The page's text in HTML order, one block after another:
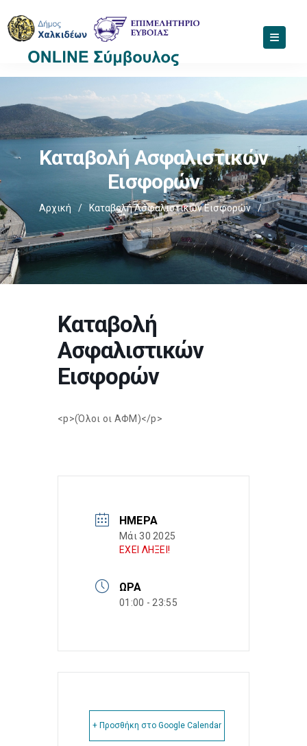
Καταβολή Ασφαλιστικών
Εισφορών
Αρχική / Καταβολή Ασφαλιστικών Εισφορών /
Καταβολή
Ασφαλιστικών
Εισφορών
<p>(Όλοι οι ΑΦΜ)</p>
ΗΜΈΡΑ
Μάι 30 2025
ΕΧΕΙ ΛΗΞΕΙ!
ΏΡΑ
01:00 - 23:55
+ Προσθήκη στο Google Calendar